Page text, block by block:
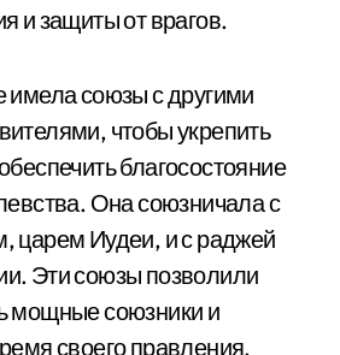
и защиты от врагов.
имела союзы с другими
чтобы укрепить
благосостояние
Она союзничала с
царем Иудеи, и с раджей
Эти союзы позволили
мощные союзники и
своего правления.